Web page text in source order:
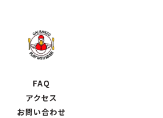
FAQ
アクセス
お問い合わせ